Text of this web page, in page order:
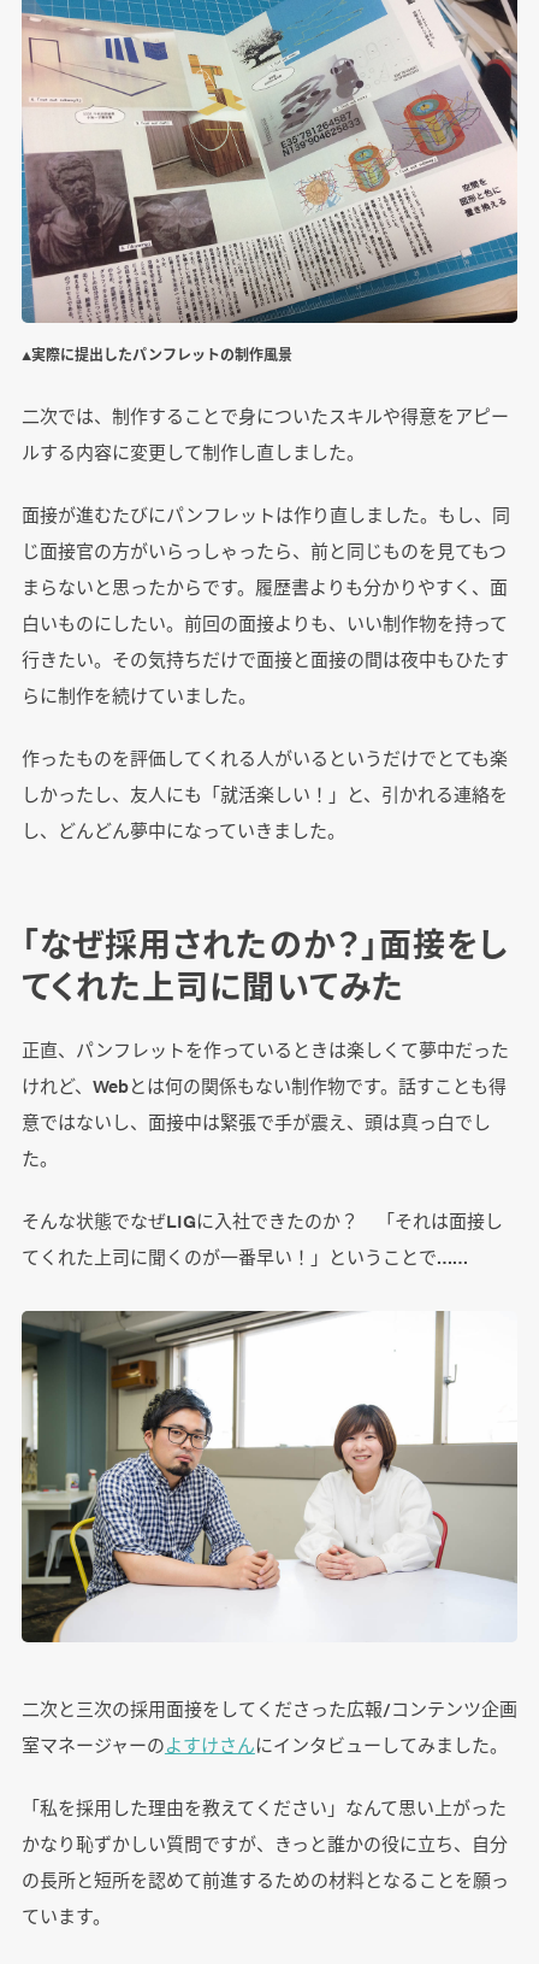
▲実際に提出したパンフレットの制作風景
二次では、制作することで身についたスキルや得意をアピー
ルする内容に変更して制作し直しました。
面接が進むたびにパンフレットは作り直しました。もし、同
じ面接官の方がいらっしゃったら、前と同じものを見てもつ
まらないと思ったからです。履歴書よりも分かりやすく、面
白いものにしたい。前回の面接よりも、いい制作物を持って
行きたい。その気持ちだけで面接と面接の間は夜中もひたす
らに制作を続けていました。
作ったものを評価してくれる人がいるというだけでとても楽
しかったし、友人にも「就活楽しい！」と、引かれる連絡を
し、どんどん夢中になっていきました。
「なぜ採用されたのか？」面接をし
てくれた上司に聞いてみた
正直、パンフレットを作っているときは楽しくて夢中だった
けれど、Webとは何の関係もない制作物です。話すことも得
意ではないし、面接中は緊張で手が震え、頭は真っ白でし
た。
そんな状態でなぜLIGに入社できたのか？ 「それは面接し
てくれた上司に聞くのが一番早い！」ということで……
二次と三次の採用面接をしてくださった広報/コンテンツ企画
室マネージャーのよすけさんにインタビューしてみました。
「私を採用した理由を教えてください」なんて思い上がった
かなり恥ずかしい質問ですが、きっと誰かの役に立ち、自分
の長所と短所を認めて前進するための材料となることを願っ
ています。